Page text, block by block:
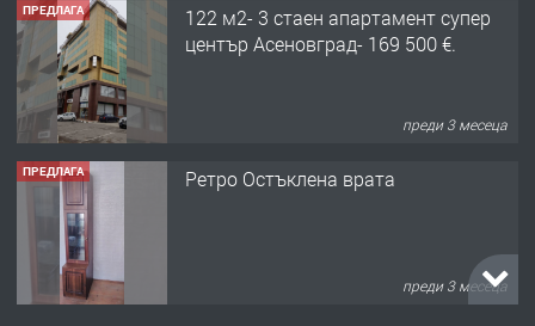
ПРЕДЛАГА Ретро Остъклена врата
преди 3 месеца
ПРЕДЛАГА
🌟HYUNDAI i10 - 2024 | Само 55 лв./
преди 10 месеца